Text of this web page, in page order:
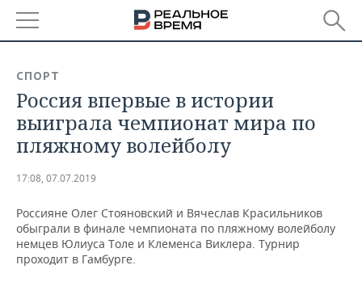
БАШКОРТОСТАН
ТАТАРСТАН
НОВОСТИ
АНАЛИТИКА
ДЕКЛАРАЦИИ О ДОХОДАХ
КОРОЛИ ГОСЗАКАЗА ПФО
НОВОСТИ ЭКОНОМИКИ
ФИНАНСЫ
ПРОМЫШЛЕННОСТЬ
НОВОСТИ
ПРОМЫШЛЕННОСТИ
НЕДВИЖИМОСТЬ
СПОРТ
Россия впервые в истории
выиграла чемпионат мира по
пляжному волейболу
17:08, 07.07.2019
Россияне Олег Стояновский и Вячеслав Красильников
обыграли в финале чемпионата по пляжному волейболу
немцев Юлиуса Толе и Клеменса Виклера. Турнир
проходит в Гамбурге.